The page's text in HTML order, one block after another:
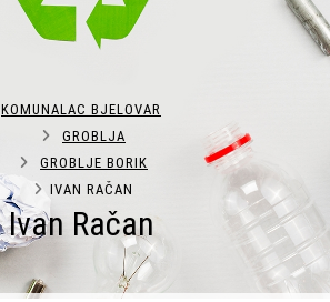
Ivan Račan
KOMUNALAC BJELOVAR
GROBLJA
GROBLJE BORIK
IVAN RAČAN